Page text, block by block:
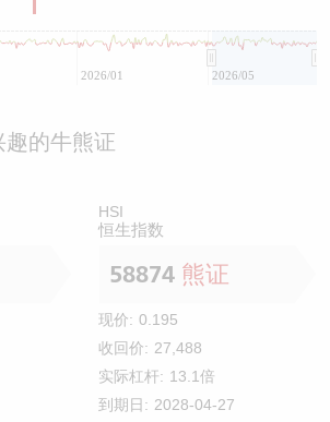
2026/01 2026/05
的牛熊证
HSI
恒生指数
58874 熊证
现价: 0.195
收回价: 27,488
实际杠杆: 13.1倍
到期日: 2028-04-27